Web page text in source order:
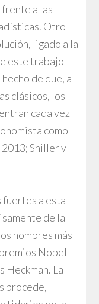
a las
Otro
ligado a la
este trabajo
de que, a
clásicos, los
cada vez
como
Shiller y
fuertes a esta
de la
nombres más
Nobel
Heckman. La
procede,